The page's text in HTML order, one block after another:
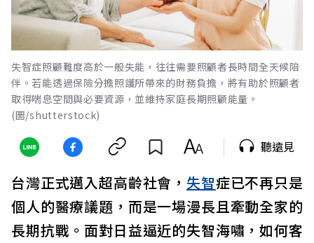
失智症照顧難度高於一般失能，往往需要照顧者長時間全天候陪
伴。若能透過保險分擔照護所帶來的財務負擔，將有助於照顧者
取得喘息空間與必要資源，並維持家庭長期照顧能量。
(圖/shutterstock)
聽遠見
台灣正式邁入超高齡社會， 失智症已不再只是
個人的醫療議題，而是一場漫長且牽動全家的
長期抗戰。面對日益逼近的失智海嘯，如何客